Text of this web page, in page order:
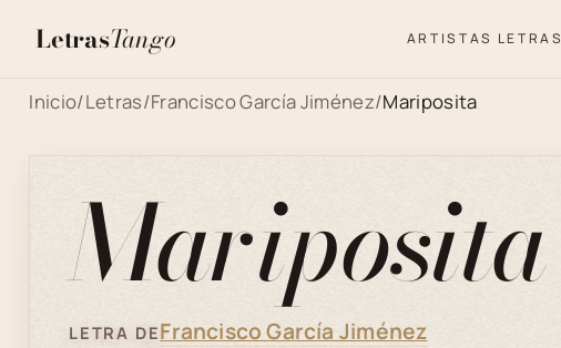
LetrasTango ARTISTAS LETRAS
Inicio/Letras/Francisco García Jiménez/Mariposita
Mariposita
LETRA DEFrancisco García Jiménez